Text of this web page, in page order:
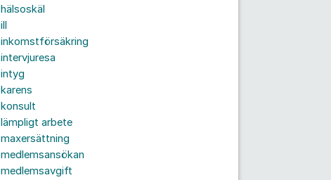
hälsoskäl
ill
inkomstförsäkring
intervjuresa
intyg
karens
konsult
lämpligt arbete
maxersättning
medlemsansökan
medlemsavgift